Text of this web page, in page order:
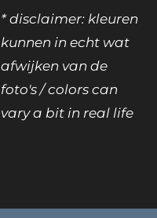
* disclaimer: kleuren
kunnen in echt wat
afwijken van de
foto's / colors can
vary a bit in real life